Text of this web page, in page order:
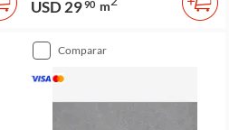
USD 2990 m
comparar